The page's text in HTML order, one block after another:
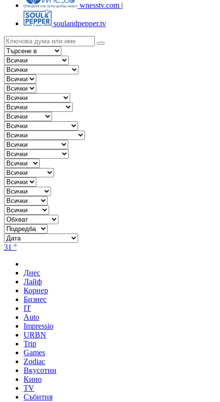
wnesstv.com |
soulandpepper.tv
31 °
Днес
Лайф
Корнер
Бизнес
IT
Auto
Impressio
URBN
Trip
Games
Zodiac
Вкусотии
Кино
TV
Събития